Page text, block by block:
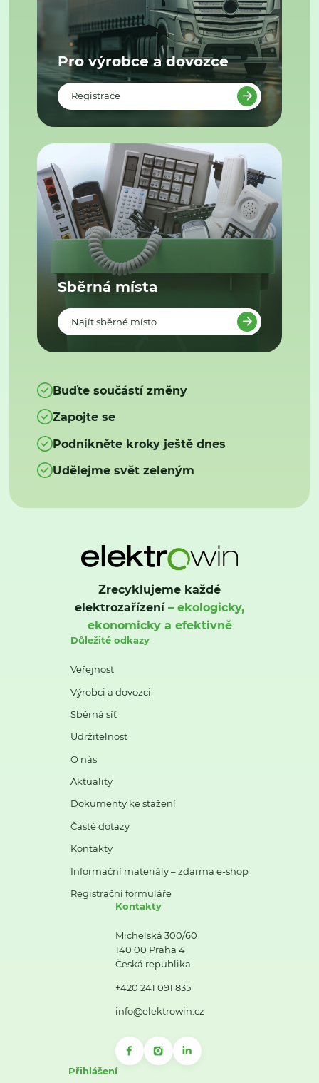
Pro výrobce a dovozce
Registrace
Sběrná místa
Najít sběrné místo
Buďte součástí změny
Zapojte se
Podnikněte kroky ještě dnes
Udělejme svět zeleným
Zrecyklujeme každé
elektrozařízení– ekologicky,
ekonomicky a efektivně
Důležité odkazy
Veřejnost
Výrobci a dovozci
Sběrná síť
Udržitelnost
O nás
Aktuality
Dokumenty ke stažení
Časté dotazy
Kontakty
Informační materiály – zdarma e-shop
Registrační formuláře
Kontakty
Michelská 300/60
140 00 Praha 4
Česká republika
+420 241 091 835
info@elektrowin.cz
Přihlášení